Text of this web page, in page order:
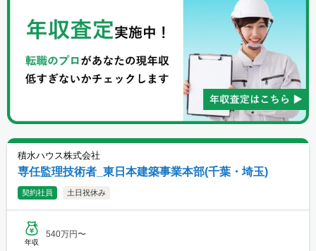
積水ハウス株式会社
専任監理技術者_東日本建築事業本部(千葉・埼玉)
契約社員 土日祝休み
年収
540万円〜